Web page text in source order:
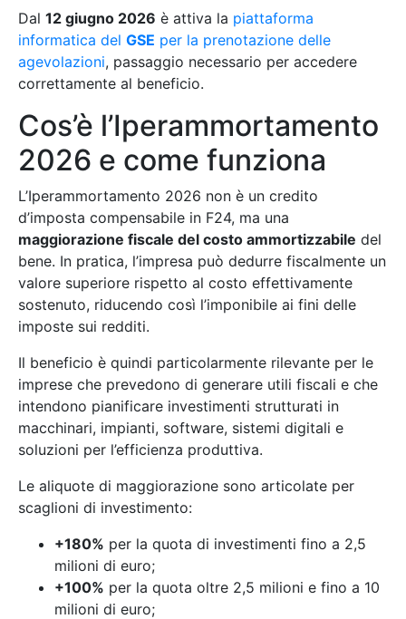
Dal 12 giugno 2026 è attiva la piattaforma
informatica del GSE per la prenotazione delle
agevolazioni, passaggio necessario per accedere
correttamente al beneficio.
Cos’è l’Iperammortamento
2026 e come funziona
L’Iperammortamento 2026 non è un credito
d’imposta compensabile in F24, ma una
maggiorazione fiscale del costo ammortizzabile del
bene. In pratica, l’impresa può dedurre fiscalmente un
valore superiore rispetto al costo effettivamente
sostenuto, riducendo così l’imponibile ai fini delle
imposte sui redditi.
Il beneficio è quindi particolarmente rilevante per le
imprese che prevedono di generare utili fiscali e che
intendono pianificare investimenti strutturati in
macchinari, impianti, software, sistemi digitali e
soluzioni per l’efficienza produttiva.
Le aliquote di maggiorazione sono articolate per
scaglioni di investimento:
+180% per la quota di investimenti fino a 2,5
milioni di euro;
+100% per la quota oltre 2,5 milioni e fino a 10
milioni di euro;